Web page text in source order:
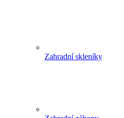
Zahradní skleníky